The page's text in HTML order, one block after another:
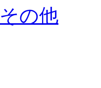
の他